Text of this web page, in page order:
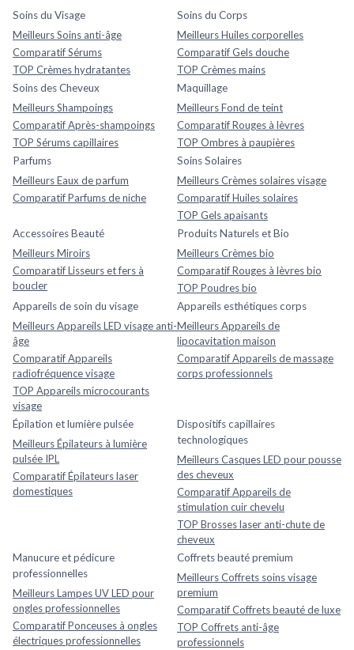
Soins du Visage
Meilleurs Soins anti-âge
Comparatif Sérums
TOP Crèmes hydratantes
Soins du Corps
Meilleurs Huiles corporelles
Comparatif Gels douche
TOP Crèmes mains
Soins des Cheveux
Meilleurs Shampoings
Comparatif Après-shampoings
TOP Sérums capillaires
Maquillage
Meilleurs Fond de teint
Comparatif Rouges à lèvres
TOP Ombres à paupières
Parfums
Meilleurs Eaux de parfum
Comparatif Parfums de niche
Soins Solaires
Meilleurs Crèmes solaires visage
Comparatif Huiles solaires
TOP Gels apaisants
Accessoires Beauté
Meilleurs Miroirs
Comparatif Lisseurs et fers à
boucler
Produits Naturels et Bio
Meilleurs Crèmes bio
Comparatif Rouges à lèvres bio
TOP Poudres bio
Appareils de soin du visage
Meilleurs Appareils LED visage anti-
âge
Comparatif Appareils
radiofréquence visage
TOP Appareils microcourants
visage
Appareils esthétiques corps
Meilleurs Appareils de
lipocavitation maison
Comparatif Appareils de massage
corps professionnels
Épilation et lumière pulsée
Meilleurs Épilateurs à lumière
pulsée IPL
Comparatif Épilateurs laser
domestiques
Dispositifs capillaires
technologiques
Meilleurs Casques LED pour pousse
des cheveux
Comparatif Appareils de
stimulation cuir chevelu
TOP Brosses laser anti-chute de
cheveux
Manucure et pédicure
professionnelles
Meilleurs Lampes UV LED pour
ongles professionnelles
Comparatif Ponceuses à ongles
électriques professionnelles
Coffrets beauté premium
Meilleurs Coffrets soins visage
premium
Comparatif Coffrets beauté de luxe
TOP Coffrets anti-âge
professionnels